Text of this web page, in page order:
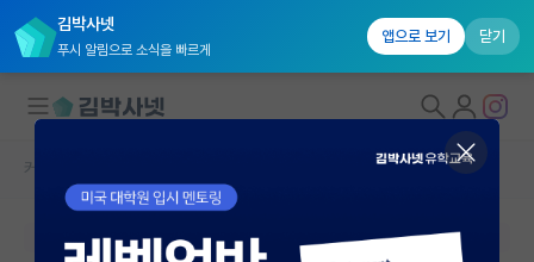
김박사넷
푸시 알림으로 소식을 빠르게
앱으로 보기 닫기
대학원생 모집
국내대학원 정보
커뮤니티 홈
본문이 수정되지 않는 박제글입니다.